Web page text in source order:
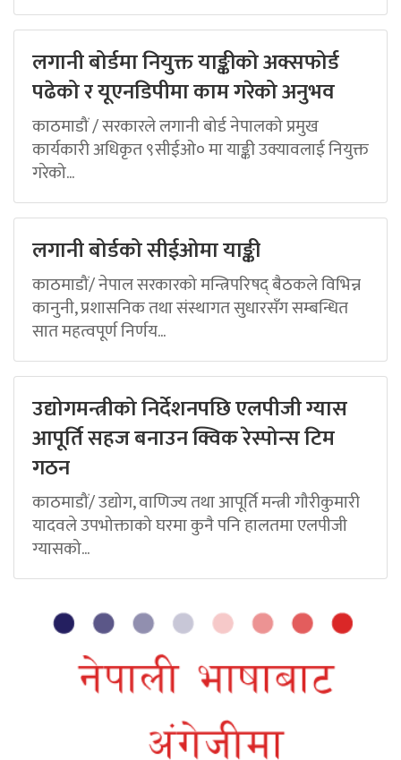
लगानी बोर्डमा नियुक्त याङ्कीको अक्सफोर्ड
पढेको र यूएनडिपीमा काम गरेको अनुभव
काठमाडौं / सरकारले लगानी बोर्ड नेपालको प्रमुख
कार्यकारी अधिकृत ९सीईओ० मा याङ्की उक्यावलाई नियुक्त
गरेको...
लगानी बोर्डको सीईओमा याङ्की
काठमाडौं/ नेपाल सरकारको मन्त्रिपरिषद् बैठकले विभिन्न
कानुनी, प्रशासनिक तथा संस्थागत सुधारसँग सम्बन्धित
सात महत्वपूर्ण निर्णय...
उद्योगमन्त्रीको निर्देशनपछि एलपीजी ग्यास
आपूर्ति सहज बनाउन क्विक रेस्पोन्स टिम
गठन
काठमाडौं/ उद्योग, वाणिज्य तथा आपूर्ति मन्त्री गौरीकुमारी
यादवले उपभोक्ताको घरमा कुनै पनि हालतमा एलपीजी
ग्यासको...